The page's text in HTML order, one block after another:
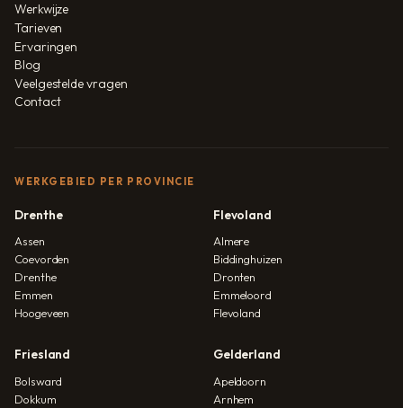
Werkwijze
Tarieven
Ervaringen
Blog
Veelgestelde vragen
Contact
WERKGEBIED PER PROVINCIE
Drenthe
Assen
Coevorden
Drenthe
Emmen
Hoogeveen
Flevoland
Almere
Biddinghuizen
Dronten
Emmeloord
Flevoland
Friesland
Bolsward
Dokkum
Gelderland
Apeldoorn
Arnhem